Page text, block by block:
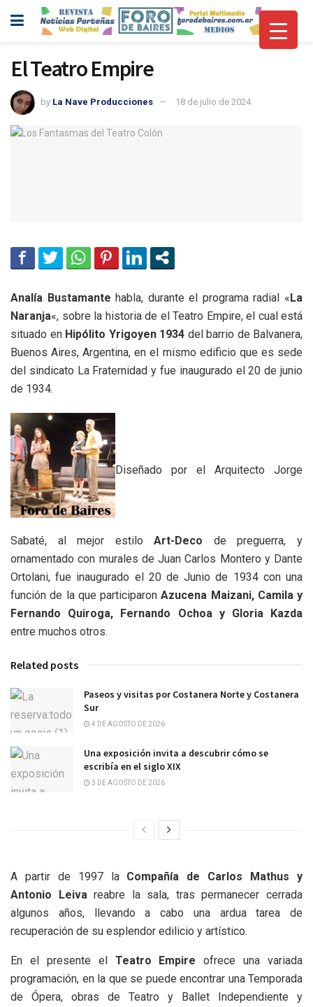
El Teatro Empire
by La Nave Producciones 18 de julio de 2024
Analía Bustamante habla, durante el programa radial «La
Naranja«, sobre la historia de el Teatro Empire, el cual está
situado en Hipólito Yrigoyen 1934 del barrio de Balvanera,
Buenos Aires, Argentina, en el mismo edificio que es sede
del sindicato La Fraternidad y fue inaugurado el 20 de junio
de 1934.
Diseñado por el Arquitecto Jorge
Sabaté, al mejor estiloArt-Deco de preguerra, y
ornamentado con murales de Juan Carlos Montero y Dante
Ortolani, fue inaugurado el 20 de Junio de 1934 con una
función de la que participaronAzucena Maizani, Camila y
Fernando Quiroga, Fernando Ochoa y Gloria Kazda
entre muchos otros.
Related posts
Paseos y visitas por Costanera Norte y Costanera
Sur
4 DE AGOSTO DE 2026
Una exposición invita a descubrir cómo se
escribía en el siglo XIX
3 DE AGOSTO DE 2026
A partir de 1997 laCompañía de Carlos Mathus y
Antonio Leivareabre la sala, tras permanecer cerrada
algunos años, llevando a cabo una ardua tarea de
recuperación de su esplendor edilicio y artístico.
En el presente el Teatro Empire ofrece una variada
programación, en la que se puede encontrar una Temporada
de Ópera, obras de Teatro y Ballet Independiente y